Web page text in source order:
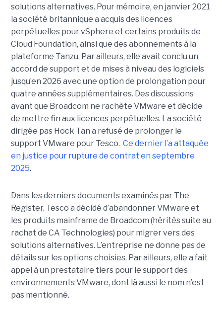
solutions alternatives. Pour mémoire, en janvier 2021
la société britannique a acquis des licences
perpétuelles pour vSphere et certains produits de
Cloud Foundation, ainsi que des abonnements à la
plateforme Tanzu. Par ailleurs, elle avait conclu un
accord de support et de mises à niveau des logiciels
jusqu’en 2026 avec une option de prolongation pour
quatre années supplémentaires. Des discussions
avant que Broadcom ne rachète VMware et décide
de mettre fin aux licences perpétuelles. La société
dirigée pas Hock Tan a refusé de prolonger le
support VMware pour Tesco. Ce dernier l’a attaquée
en justice pour rupture de contrat en septembre
2025.
Dans les derniers documents examinés par The
Register, Tesco a décidé d’abandonner VMware et
les produits mainframe de Broadcom (hérités suite au
rachat de CA Technologies) pour migrer vers des
solutions alternatives. L’entreprise ne donne pas de
détails sur les options choisies. Par ailleurs, elle a fait
appel à un prestataire tiers pour le support des
environnements VMware, dont là aussi le nom n’est
pas mentionné.